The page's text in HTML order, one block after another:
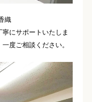
織
にサポートいたしま
度ご相談ください。